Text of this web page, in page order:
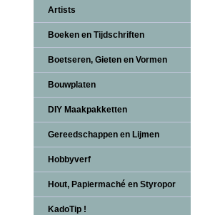
Artists
Boeken en Tijdschriften
Boetseren, Gieten en Vormen
Bouwplaten
DIY Maakpakketten
Gereedschappen en Lijmen
Hobbyverf
Hout, Papiermaché en Styropor
KadoTip !